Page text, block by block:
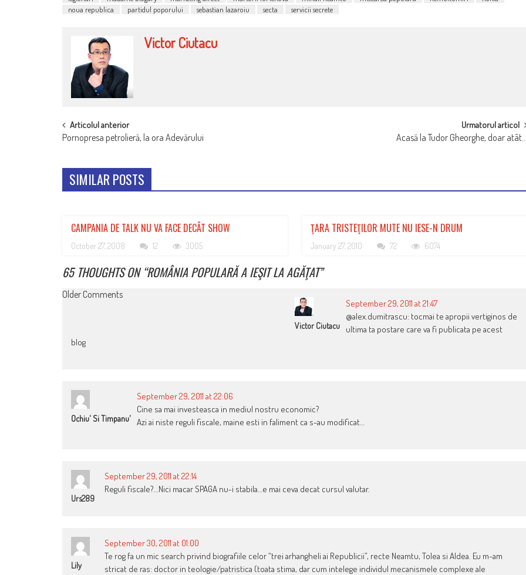
noua republica
partidul poporului sebastian lazaroiu secta servicii secrete
Victor Ciutacu
POST
NAVIGATION
Articolul anterior
Pornopresa petrolieră, la ora Adevărului
Urmatorul articol
Acasă la Tudor Gheorghe, doar
SIMILAR POSTS
CAMPANIA DE TALK NU VA FACE DECÂT SHOW
October 27, 2008 12 3005
ŢARA TRISTEŢILOR MUTE NU IESE-N DRUM
January 27, 2010 72 6074
65 THOUGHTS ON “ROMÂNIA POPULARĂ A IEŞIT LA AGĂŢAT”
COMMENT
Older Comments
Victor Ciutacu
September 29, 2011 at 21:47
@alex.dumitrascu: tocmai te apropii vertiginos de
ultima ta postare care va fi publicata pe acest
blog
Ochiu' Si Timpanu'
September 29, 2011 at 22:06
Cine sa mai investeasca in mediul nostru economic?
Azi ai niste reguli fiscale, maine esti in faliment ca s-au modificat…
Urs289
September 29, 2011 at 22:14
Reguli fiscale?…Nici macar SPAGA nu-i stabila…e mai ceva decat cursul valutar.
Lily
September 30, 2011 at 01:00
Te rog fa un mic search privind biografiile celor “trei arhangheli ai Republicii”, recte Neamtu, Tolea si Aldea. Eu m-am
stricat de ras: doctor in teologie/patristica (toata stima, dar cum intelege individul mecanismele complexe ale